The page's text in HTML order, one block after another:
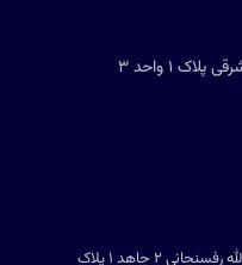
بزرگراه آیت الله رفسنجانی ، آیت الله رفسنجانی 2 جاهد 1 پلاک